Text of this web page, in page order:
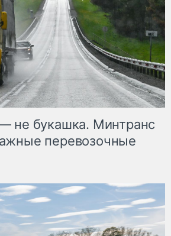
не букашка. Минтранс
перевозочные